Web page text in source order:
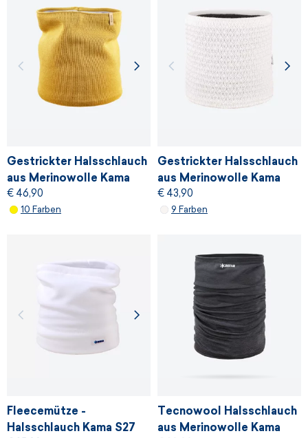
Gestrickter Halsschlauch
aus Merinowolle Kama
S31
€ 46,90
10 Farben
Gestrickter Halsschlauch
aus Merinowolle Kama
S26
€ 43,90
9 Farben
Fleecemütze -
Halsschlauch Kama S27
Tecnowool Halsschlauch
aus Merinowolle Kama